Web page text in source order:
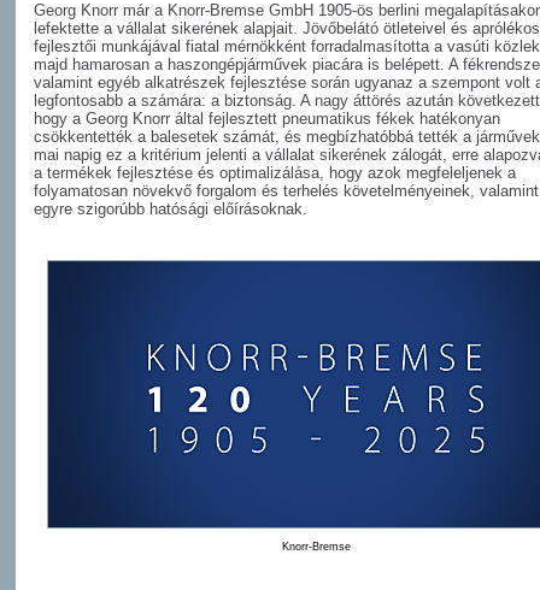
Georg Knorr már a Knorr-Bremse GmbH 1905-ös berlini megalapításakor
lefektette a vállalat sikerének alapjait. Jövőbelátó ötleteivel és aprólékos
fejlesztői munkájával fiatal mérnökként forradalmasította a vasúti
majd hamarosan a haszongépjárművek piacára is belépett. A
valamint egyéb alkatrészek fejlesztése során ugyanaz a szempont volt
legfontosabb a számára: a biztonság. A nagy áttörés azután
hogy a Georg Knorr által fejlesztett pneumatikus fékek hatékonyan
csökkentették a balesetek számát, és megbízhatóbbá tették a
mai napig ez a kritérium jelenti a vállalat sikerének zálogát, erre
a termékek fejlesztése és optimalizálása, hogy azok megfeleljenek a
folyamatosan növekvő forgalom és terhelés követelményeinek,
egyre szigorúbb hatósági előírásoknak.
Knorr-Bremse